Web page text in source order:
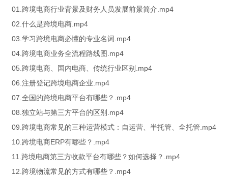
01.跨境电商行业背景及财务人员发展前景简介.mp4
02.什么是跨境电商.mp4
03.学习跨境电商必懂的专业名词.mp4
04.跨境电商业务全流程路线图.mp4
05.跨境电商、国内电商、传统行业区别.mp4
06.注册登记跨境电商企业.mp4
07.全国的跨境电商平台有哪些？.mp4
08.独立站与第三方平台的区别.mp4
09.跨境电商常见的三种运营模式：自运营、半托管、全托管.mp4
10.跨境电商ERP有哪些？.mp4
11.跨境电商第三方收款平台有哪些？如何选择？.mp4
12.跨境物流常见的方式有哪些？.mp4